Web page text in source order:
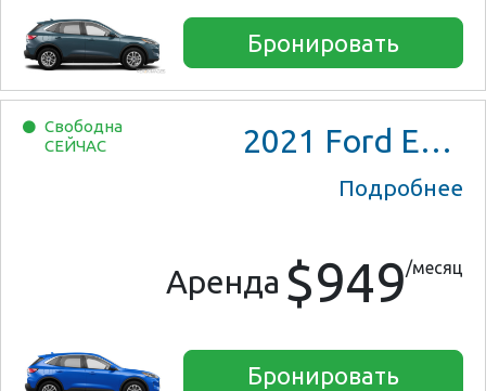
Бронировать
Свободна
СЕЙЧАС
2021 Ford Escape SE Hybrid
Подробнее
Аренда $949/месяц
Бронировать